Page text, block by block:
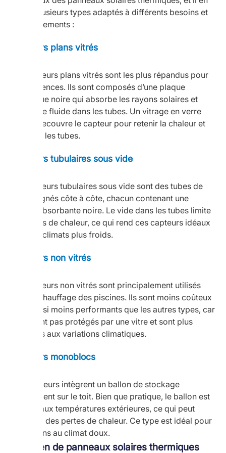
existe plusieurs types adaptés à différents besoins et
environnements :
Capteurs plans vitrés
Les capteurs plans vitrés sont les plus répandus pour
les résidences. Ils sont composés d’une plaque
métallique noire qui absorbe les rayons solaires et
chauffe le fluide dans les tubes. Un vitrage en verre
trempé recouvre le capteur pour retenir la chaleur et
protéger les tubes.
Capteurs tubulaires sous vide
Les capteurs tubulaires sous vide sont des tubes de
verre alignés côte à côte, chacun contenant une
plaque absorbante noire. Le vide dans les tubes limite
les pertes de chaleur, ce qui rend ces capteurs idéaux
pour les climats plus froids.
Capteurs non vitrés
Les capteurs non vitrés sont principalement utilisés
pour le chauffage des piscines. Ils sont moins coûteux
mais aussi moins performants que les autres types, car
ils ne sont pas protégés par une vitre et sont plus
sensibles aux variations climatiques.
Capteurs monoblocs
Ces capteurs intègrent un ballon de stockage
directement sur le toit. Bien que pratique, le ballon est
exposé aux températures extérieures, ce qui peut
entraîner des pertes de chaleur. Ce type est idéal pour
les régions au climat doux.
Combien de panneaux solaires thermiques